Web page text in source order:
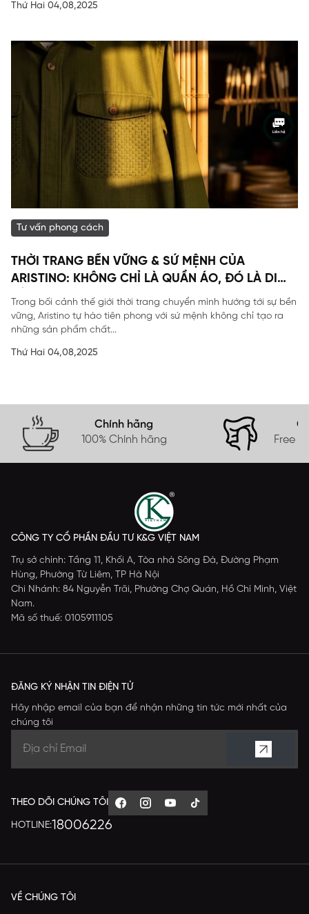
Thứ Hai 04,08,2025
Tư vấn phong cách
THỜI TRANG BỀN VỮNG & SỨ MỆNH CỦA
ARISTINO: KHÔNG CHỈ LÀ QUẦN ÁO, ĐÓ LÀ DI
SẢN
Trong bối cảnh thế giới thời trang chuyển mình hướng tới sự bền
vững, Aristino tự hào tiên phong với sứ mệnh không chỉ tạo ra
những sản phẩm chất...
Thứ Hai 04,08,2025
Chính hãng
100% Chính hãng
Free
CÔNG TY CỔ PHẦN ĐẦU TƯ K&G VIỆT NAM
Trụ sở chính: Tầng 11, Khối A, Tòa nhà Sông Đà, Đường Phạm
Hùng, Phường Từ Liêm, TP Hà Nội
Chi Nhánh: 84 Nguyễn Trãi, Phường Chợ Quán, Hồ Chí Minh, Việt
Nam.
Mã số thuế: 0105911105
ĐĂNG KÝ NHẬN TIN ĐIỆN TỬ
Hãy nhập email của bạn để nhận những tin tức mới nhất của
chúng tôi
THEO DÕI CHÚNG TÔI
HOTLINE:18006226
VỀ CHÚNG TÔI